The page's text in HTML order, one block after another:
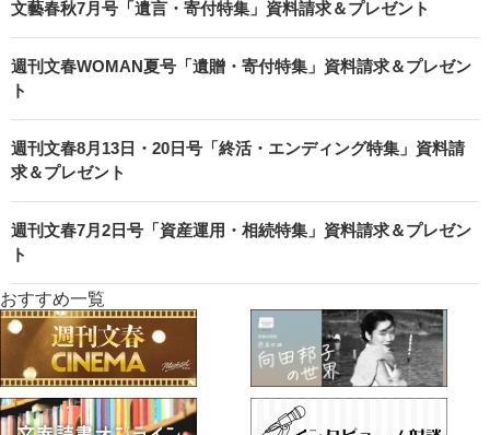
文藝春秋7月号「遺言・寄付特集」資料請求＆プレゼント
週刊文春WOMAN夏号「遺贈・寄付特集」資料請求＆プレゼン
ト
週刊文春8月13日・20日号「終活・エンディング特集」資料請
求＆プレゼント
週刊文春7月2日号「資産運用・相続特集」資料請求＆プレゼン
ト
おすすめ一覧